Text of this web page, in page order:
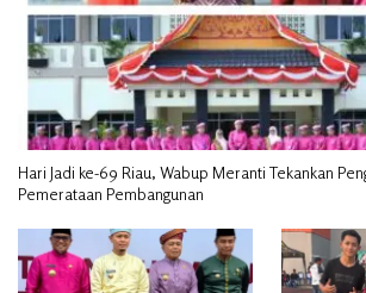
Hari Jadi ke-69 Riau, Wabup Meranti Tekankan
Pemerataan Pembangunan